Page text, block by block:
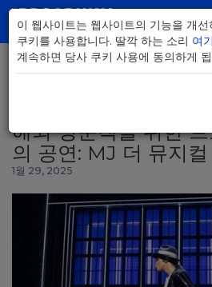
Skip
Main
Content
해외 방문객을 위한
의 공연: MJ 더 뮤지컬
1월 29, 2025
이 웹사이트는 웹사이트의 기능을 개
쿠키를 사용합니다. 딸깍 하는 소리 여기
계속하면 당사 쿠키 사용에 동의하게